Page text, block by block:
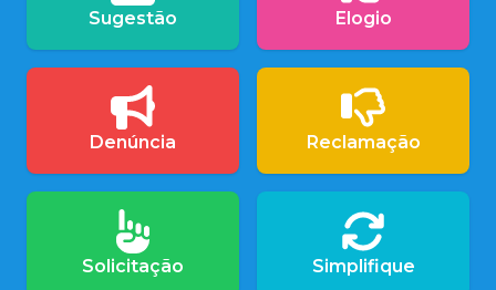
Sugestão Elogio
Denúncia Reclamação
Solicitação Simplifique